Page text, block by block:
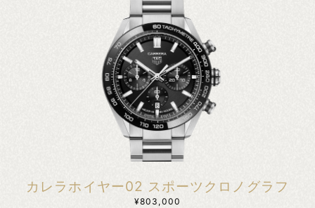
カレラホイヤー02 スポーツクロノグラフ
¥803,000